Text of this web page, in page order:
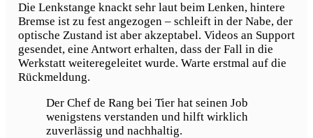
Die Lenkstange knackt sehr laut beim Lenken, hintere
Bremse ist zu fest angezogen – schleift in der Nabe, der
optische Zustand ist aber akzeptabel. Videos an Support
gesendet, eine Antwort erhalten, dass der Fall in die
Werkstatt weiteregeleitet wurde. Warte erstmal auf die
Rückmeldung.
Der Chef de Rang bei Tier hat seinen Job
wenigstens verstanden und hilft wirklich
zuverlässig und nachhaltig.